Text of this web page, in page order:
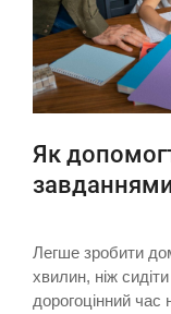
Як
Легше зробити
хвилин, ніж
дорогоцінний